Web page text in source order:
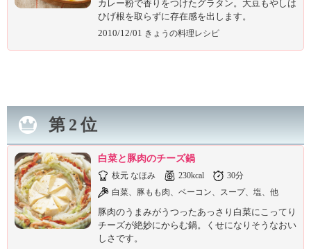
ョ
ナ
ル
の
う
の
料
理
」
カレー粉で香りをつけたグラタン。大豆もやしは
ひげ根を取らずに存在感を出します。
2010/12/01 きょうの料理レシピ
第2位
白菜と豚肉のチーズ鍋
枝元 なほみ 230kcal
30分
白菜、豚もも肉、ベーコン、スープ、塩、他
豚肉のうまみがうつったあっさり白菜にこってり
チーズが絶妙にからむ鍋。くせになりそうなおい
しさです。